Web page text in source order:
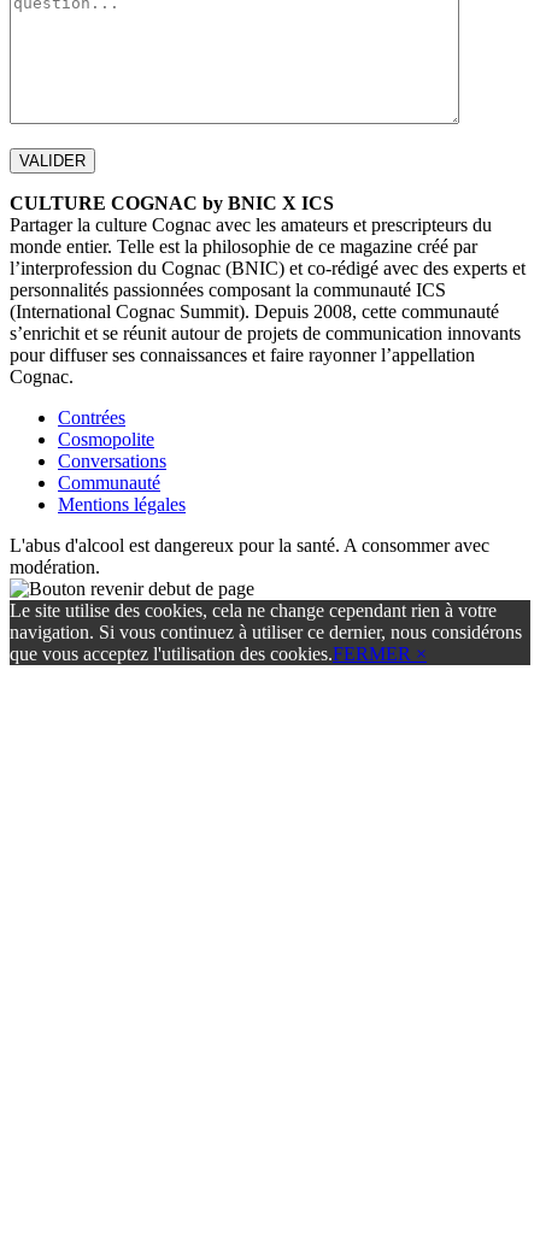
CULTURE COGNAC by BNIC X ICS
Partager la culture Cognac avec les amateurs et prescripteurs du
monde entier. Telle est la philosophie de ce magazine créé par
l’interprofession du Cognac (BNIC) et co-rédigé avec des experts et
personnalités passionnées composant la communauté ICS
(International Cognac Summit). Depuis 2008, cette communauté
s’enrichit et se réunit autour de projets de communication innovants
pour diffuser ses connaissances et faire rayonner l’appellation
Cognac.
Contrées
Cosmopolite
Conversations
Communauté
Mentions légales
L'abus d'alcool est dangereux pour la santé. A consommer avec
modération.
Le site utilise des cookies, cela ne change cependant rien à votre
navigation. Si vous continuez à utiliser ce dernier, nous considérons
que vous acceptez l'utilisation des cookies.FERMER ×